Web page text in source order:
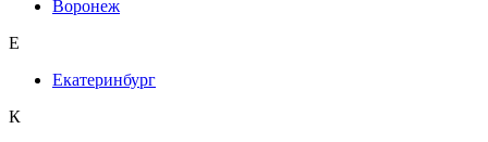
Воронеж
Е
Екатеринбург
К